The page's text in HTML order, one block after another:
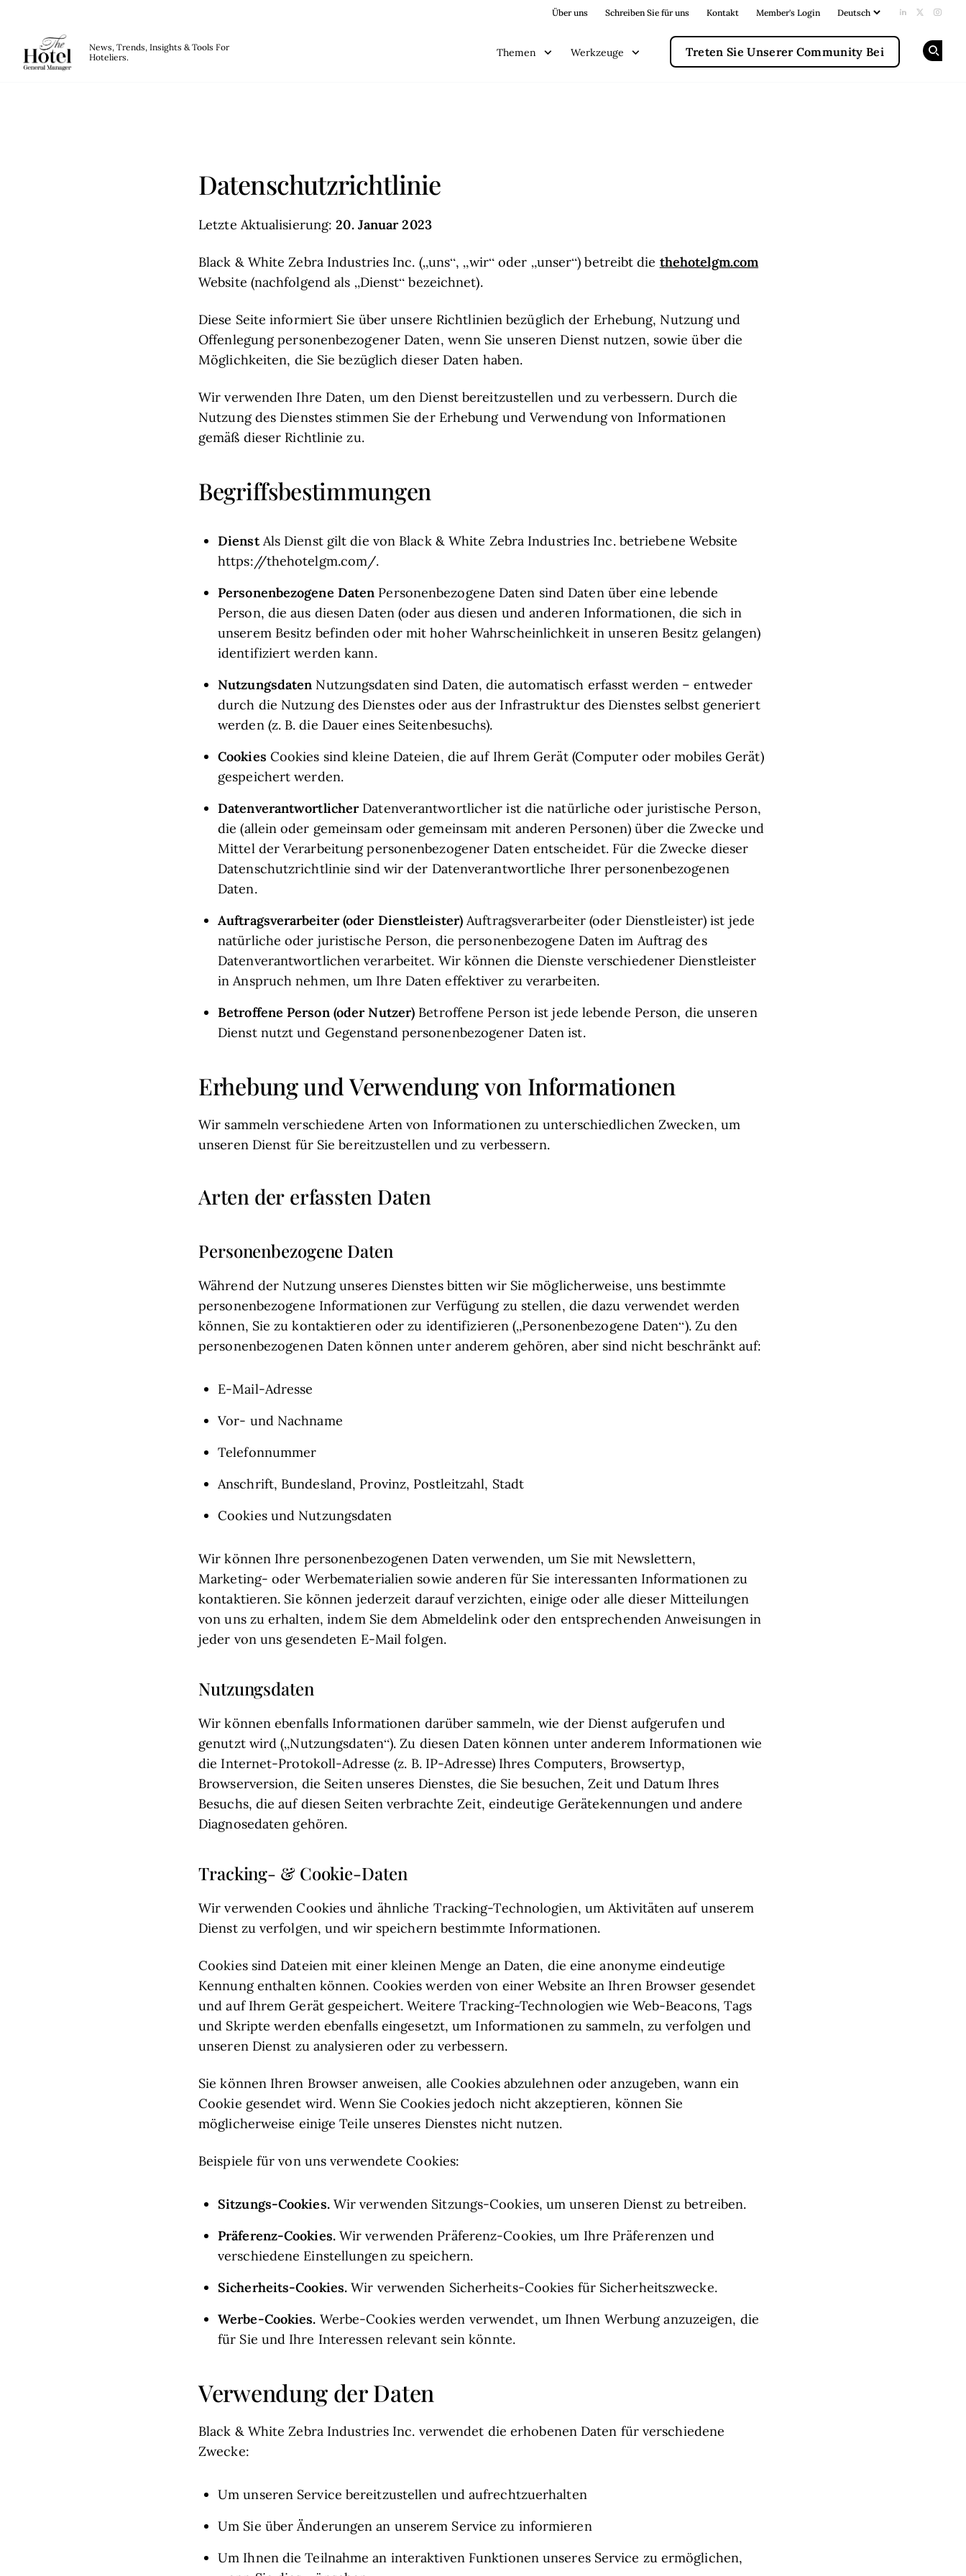
Über uns Schreiben Sie für uns Kontakt Member's Login Add us on
Follow
News, Trends, Insights & Tools For
Hoteliers.
Themen Werkzeuge Treten Sie Unserer Community Bei
Datenschutzrichtlinie
Letzte Aktualisierung:20. Januar 2023
Black & White Zebra Industries Inc. („uns“, „wir“ oder „unser“) betreibt die thehotelgm.com
Website (nachfolgend als „Dienst“ bezeichnet).
Diese Seite informiert Sie über unsere Richtlinien bezüglich der Erhebung, Nutzung und
Offenlegung personenbezogener Daten, wenn Sie unseren Dienst nutzen, sowie über die
Möglichkeiten, die Sie bezüglich dieser Daten haben.
Wir verwenden Ihre Daten, um den Dienst bereitzustellen und zu verbessern. Durch die
Nutzung des Dienstes stimmen Sie der Erhebung und Verwendung von Informationen
gemäß dieser Richtlinie zu.
Begriffsbestimmungen
DienstAls Dienst gilt die von Black & White Zebra Industries Inc. betriebene Website
https://thehotelgm.com/.
Personenbezogene Daten Personenbezogene Daten sind Daten über eine lebende
Person, die aus diesen Daten (oder aus diesen und anderen Informationen, die sich in
unserem Besitz befinden oder mit hoher Wahrscheinlichkeit in unseren Besitz gelangen)
identifiziert werden kann.
Nutzungsdaten Nutzungsdaten sind Daten, die automatisch erfasst werden – entweder
durch die Nutzung des Dienstes oder aus der Infrastruktur des Dienstes selbst generiert
werden (z. B. die Dauer eines Seitenbesuchs).
Cookies Cookies sind kleine Dateien, die auf Ihrem Gerät (Computer oder mobiles Gerät)
gespeichert werden.
Datenverantwortlicher Datenverantwortlicher ist die natürliche oder juristische Person,
die (allein oder gemeinsam oder gemeinsam mit anderen Personen) über die Zwecke und
Mittel der Verarbeitung personenbezogener Daten entscheidet. Für die Zwecke dieser
Datenschutzrichtlinie sind wir der Datenverantwortliche Ihrer personenbezogenen
Daten.
Auftragsverarbeiter (oder Dienstleister) Auftragsverarbeiter (oder Dienstleister) ist jede
natürliche oder juristische Person, die personenbezogene Daten im Auftrag des
Datenverantwortlichen verarbeitet. Wir können die Dienste verschiedener Dienstleister
in Anspruch nehmen, um Ihre Daten effektiver zu verarbeiten.
Betroffene Person (oder Nutzer) Betroffene Person ist jede lebende Person, die unseren
Dienst nutzt und Gegenstand personenbezogener Daten ist.
Erhebung und Verwendung von Informationen
Wir sammeln verschiedene Arten von Informationen zu unterschiedlichen Zwecken, um
unseren Dienst für Sie bereitzustellen und zu verbessern.
Arten der erfassten Daten
Personenbezogene Daten
Während der Nutzung unseres Dienstes bitten wir Sie möglicherweise, uns bestimmte
personenbezogene Informationen zur Verfügung zu stellen, die dazu verwendet werden
können, Sie zu kontaktieren oder zu identifizieren („Personenbezogene Daten“). Zu den
personenbezogenen Daten können unter anderem gehören, aber sind nicht beschränkt auf:
E-Mail-Adresse
Vor- und Nachname
Telefonnummer
Anschrift, Bundesland, Provinz, Postleitzahl, Stadt
Cookies und Nutzungsdaten
Wir können Ihre personenbezogenen Daten verwenden, um Sie mit Newslettern,
Marketing- oder Werbematerialien sowie anderen für Sie interessanten Informationen zu
kontaktieren. Sie können jederzeit darauf verzichten, einige oder alle dieser Mitteilungen
von uns zu erhalten, indem Sie dem Abmeldelink oder den entsprechenden Anweisungen in
jeder von uns gesendeten E-Mail folgen.
Nutzungsdaten
Wir können ebenfalls Informationen darüber sammeln, wie der Dienst aufgerufen und
genutzt wird („Nutzungsdaten“). Zu diesen Daten können unter anderem Informationen wie
die Internet-Protokoll-Adresse (z. B. IP-Adresse) Ihres Computers, Browsertyp,
Browserversion, die Seiten unseres Dienstes, die Sie besuchen, Zeit und Datum Ihres
Besuchs, die auf diesen Seiten verbrachte Zeit, eindeutige Gerätekennungen und andere
Diagnosedaten gehören.
Tracking- & Cookie-Daten
Wir verwenden Cookies und ähnliche Tracking-Technologien, um Aktivitäten auf unserem
Dienst zu verfolgen, und wir speichern bestimmte Informationen.
Cookies sind Dateien mit einer kleinen Menge an Daten, die eine anonyme eindeutige
Kennung enthalten können. Cookies werden von einer Website an Ihren Browser gesendet
und auf Ihrem Gerät gespeichert. Weitere Tracking-Technologien wie Web-Beacons, Tags
und Skripte werden ebenfalls eingesetzt, um Informationen zu sammeln, zu verfolgen und
unseren Dienst zu analysieren oder zu verbessern.
Sie können Ihren Browser anweisen, alle Cookies abzulehnen oder anzugeben, wann ein
Cookie gesendet wird. Wenn Sie Cookies jedoch nicht akzeptieren, können Sie
möglicherweise einige Teile unseres Dienstes nicht nutzen.
Beispiele für von uns verwendete Cookies:
Sitzungs-Cookies.Wir verwenden Sitzungs-Cookies, um unseren Dienst zu betreiben.
Präferenz-Cookies.Wir verwenden Präferenz-Cookies, um Ihre Präferenzen und
verschiedene Einstellungen zu speichern.
Sicherheits-Cookies. Wir verwenden Sicherheits-Cookies für Sicherheitszwecke.
Werbe-Cookies. Werbe-Cookies werden verwendet, um Ihnen Werbung anzuzeigen, die
für Sie und Ihre Interessen relevant sein könnte.
Verwendung der Daten
Black & White Zebra Industries Inc. verwendet die erhobenen Daten für verschiedene
Zwecke:
Um unseren Service bereitzustellen und aufrechtzuerhalten
Um Sie über Änderungen an unserem Service zu informieren
Um Ihnen die Teilnahme an interaktiven Funktionen unseres Service zu ermöglichen,